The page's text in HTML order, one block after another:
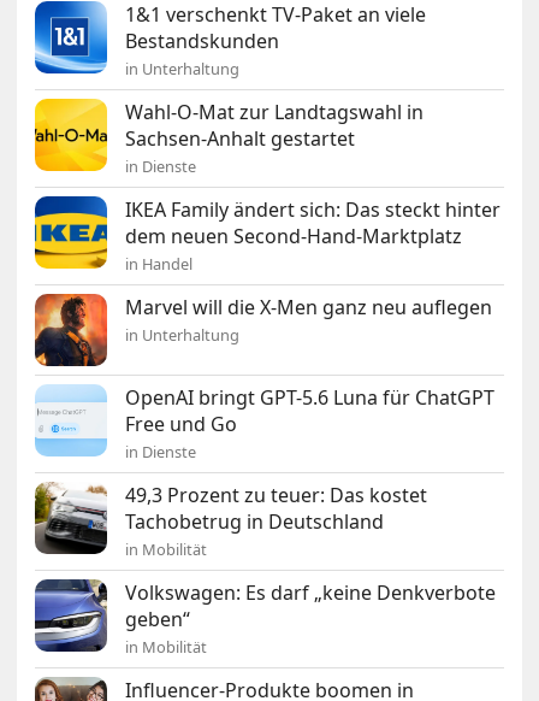
1&1 verschenkt TV-Paket an viele
Bestandskunden
in Unterhaltung
Wahl-O-Mat zur Landtagswahl in
Sachsen-Anhalt gestartet
in Dienste
IKEA Family ändert sich: Das steckt hinter
dem neuen Second-Hand-Marktplatz
in Handel
Marvel will die X-Men ganz neu auflegen
in Unterhaltung
OpenAI bringt GPT-5.6 Luna für ChatGPT
Free und Go
in Dienste
49,3 Prozent zu teuer: Das kostet
Tachobetrug in Deutschland
in Mobilität
Volkswagen: Es darf „keine Denkverbote
geben“
in Mobilität
Influencer-Produkte boomen in